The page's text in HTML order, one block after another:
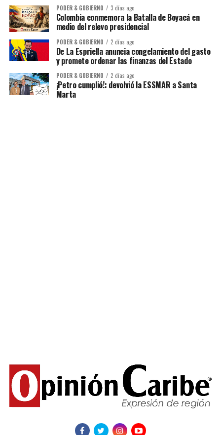
PODER & GOBIERNO 3 días ago
Colombia conmemora la Batalla de Boyacá en
medio del relevo presidencial
PODER & GOBIERNO 2 días ago
De La Espriella anuncia congelamiento del gasto
y promete ordenar las finanzas del Estado
PODER & GOBIERNO 2 días ago
¡Petro cumplió!: devolvió la ESSMAR a Santa
Marta